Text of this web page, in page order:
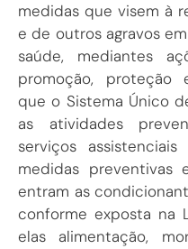
medidas que visem à
e de outros agravos
saúde, mediantes
promoção, proteção
que o Sistema Único
as atividades
serviços
medidas preventivas
entram as
conforme exposta na
elas alimentação,